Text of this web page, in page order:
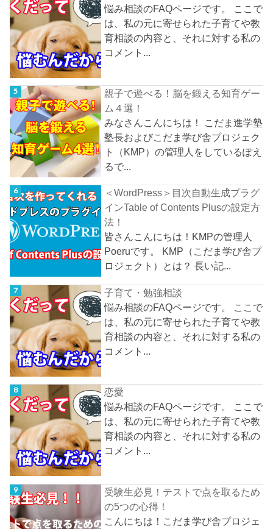
悩み相談のFAQページです。 ここで
は、私の元に寄せられた子育てや教
育相談の内容と、それに対する私の
コメント...
親子で遊べる！脳を鍛える知育ゲー
ム４選！
みなさんこんにちは！ こだま進学塾
塾長およびこだま学び舎プロジェク
ト（KMP）の管理人をしているぽえ
るで...
＜WordPress＞目次自動生成プラグ
インTable of Contents Plusの設定方
法！
皆さんこんにちは！KMPの管理人
Poeruです。 KMP（こだま学び舎プ
ロジェクト）とは？ 長い記...
子育て・勉強相談
悩み相談のFAQページです。 ここで
は、私の元に寄せられた子育てや教
育相談の内容と、それに対する私の
コメント...
恋愛
悩み相談のFAQページです。 ここで
は、私の元に寄せられた子育てや教
育相談の内容と、それに対する私の
コメント...
受験生必見！テストで点を取るため
の5つの心得！
こんにちは！こだま学び舎プロジェ